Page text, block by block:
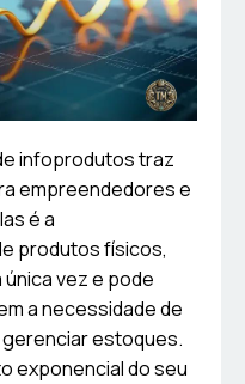
infoprodutos traz
empreendedores e
é a
produtos físicos,
vez e pode
a necessidade de
estoques.
exponencial do seu